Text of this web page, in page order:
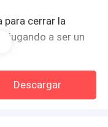
cerrar la
jugando a ser un
mientras me
es un rotundo
Descargar